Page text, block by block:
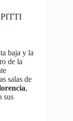
baja y la
de la
salas de
,
sus